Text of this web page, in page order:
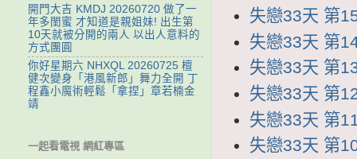
失戀33天 第
失戀33天 第
失戀33天 第
失戀33天 第
失戀33天 第
失戀33天 第
開門大吉 KMDJ 20260720 做了一
年多閨蜜 才知道是親姐妹! 出生第
10天就被分開的兩人 以出人意料的
方式團圓
你好星期六 NHXQL 20260725 檀
健次變身「港風新郎」舞力全開 丁
程鑫小魔術輕鬆「拿捏」章若楠金
靖
一起看電視 網紅專區